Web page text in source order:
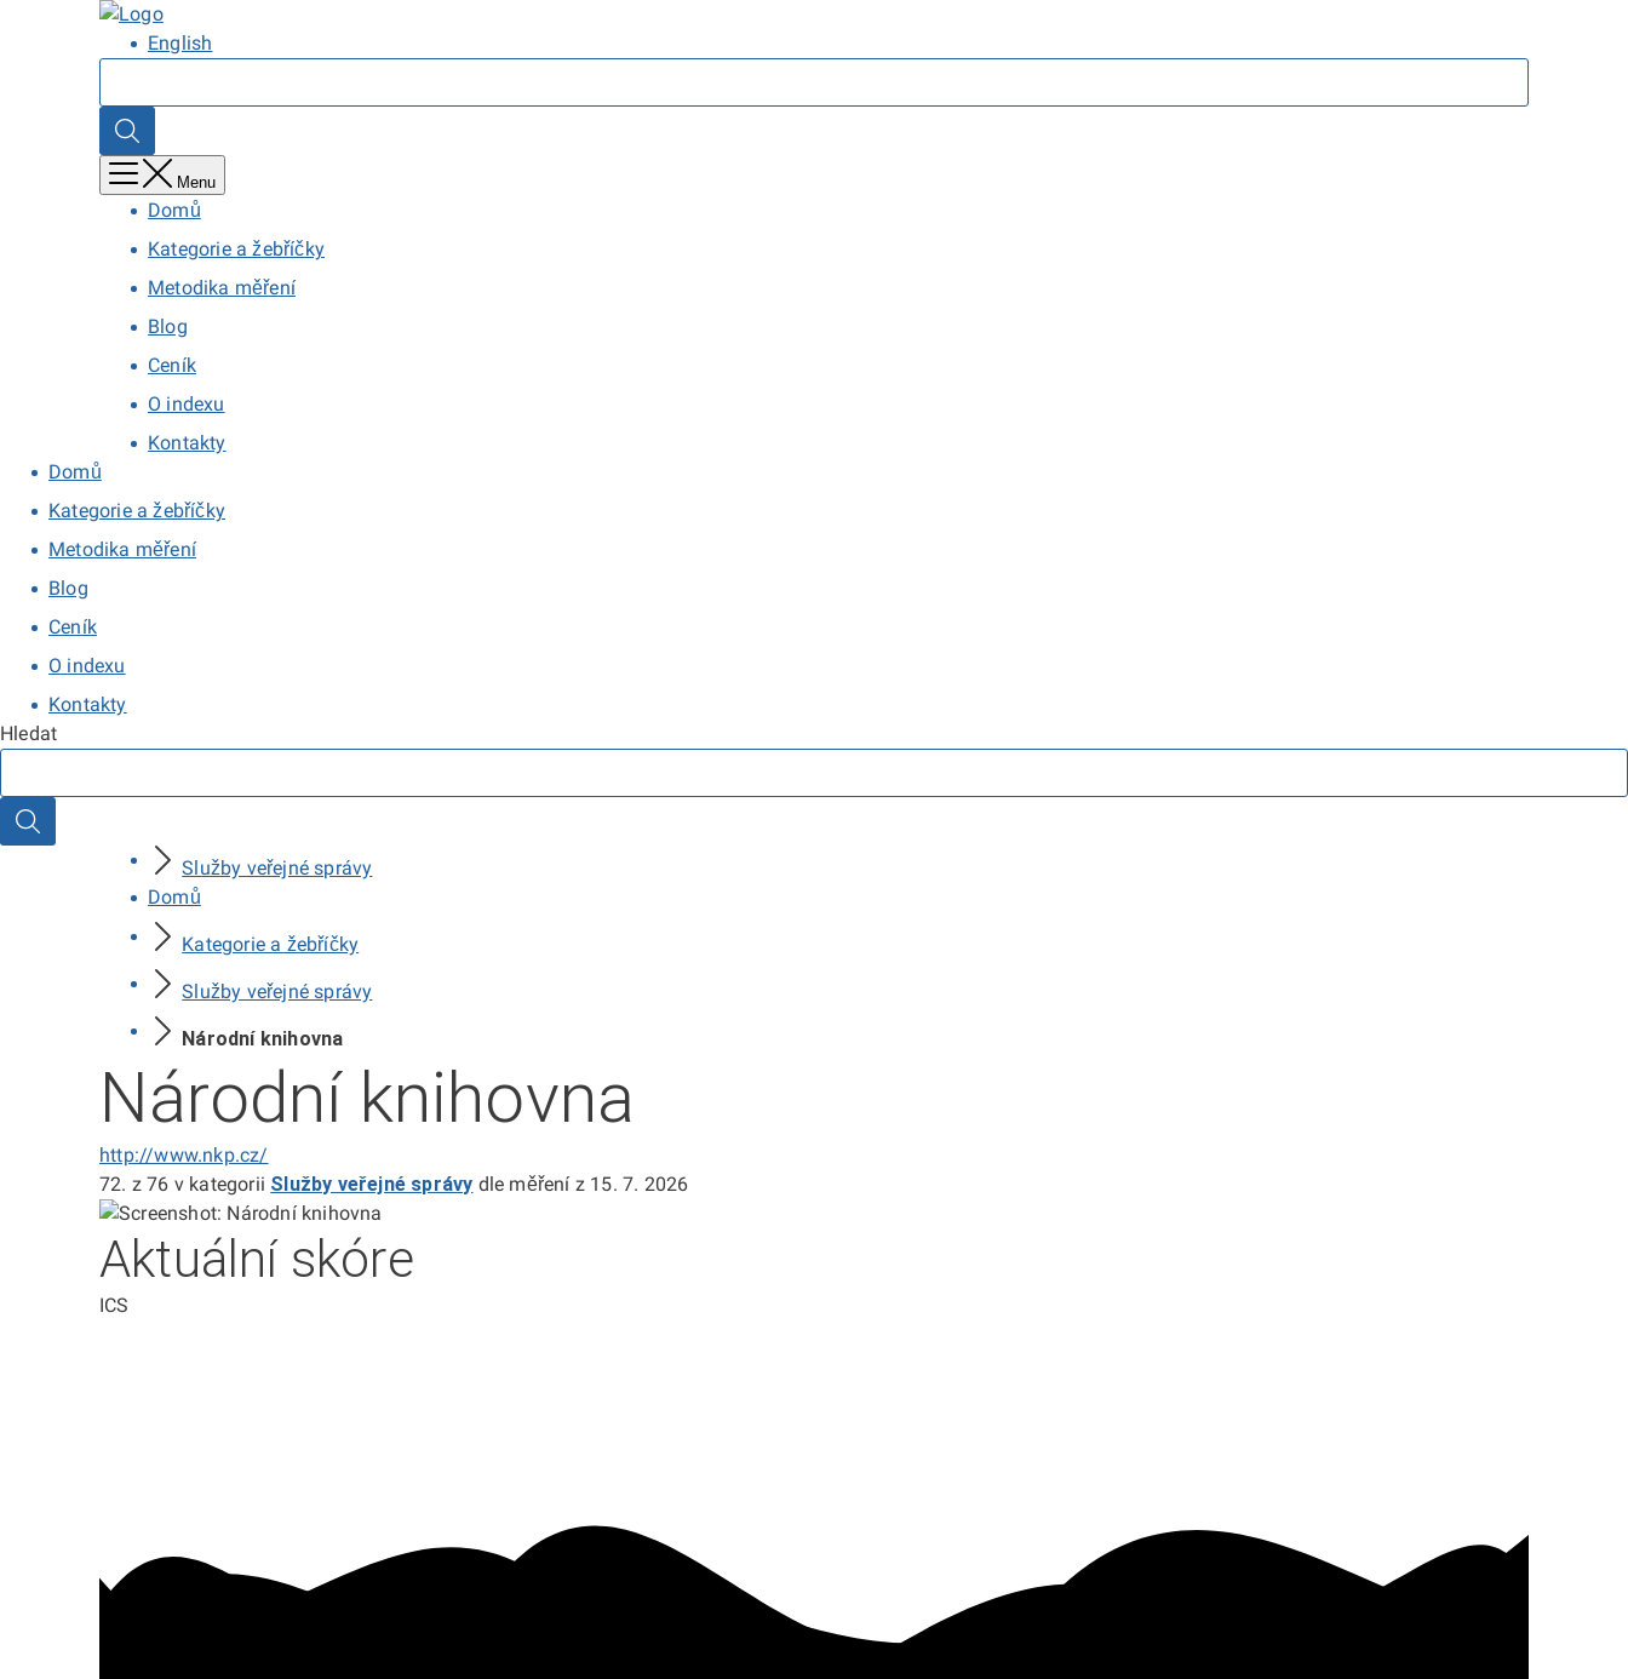
Domů
English
Hledat
Menu
Domů
Kategorie a žebříčky
Metodika měření
Blog
Ceník
O indexu
Kontakty
Domů
Kategorie a žebříčky
Metodika měření
Blog
Ceník
O indexu
Kontakty
Hledat
Hledat
Služby veřejné správy
Domů
Kategorie a žebříčky
Služby veřejné správy
Národní knihovna
Národní knihovna
http://www.nkp.cz/
72. z 76 v kategorii Služby veřejné správy dle měření z 15. 7. 2026
Aktuální skóre
ICS